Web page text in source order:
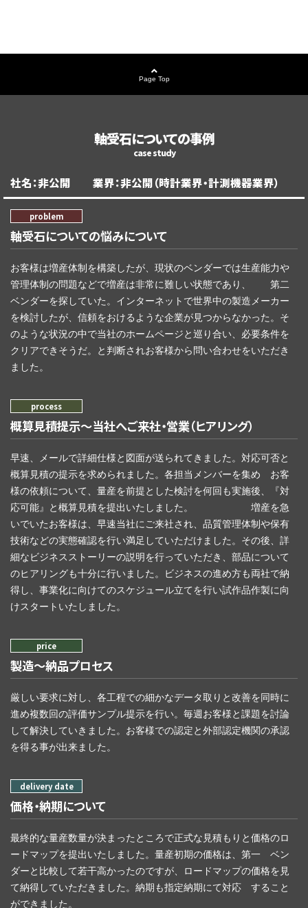
Page Top
軸受石についての事例
社名：非公開 業界：非公開（時計業界・計測機器業界）
軸受石についての悩みについて
お客様は増産体制を構築したが、現状のベンダーでは生産能力や
管理体制の問題などで増産は非常に難しい状態であり、 第二
ベンダーを探していた。インターネットで世界中の製造メーカー
を検討したが、信頼をおけるような企業が見つからなかった。そ
のような状況の中で当社のホームページと巡り合い、必要条件を
クリアできそうだ。と判断されお客様から問い合わせをいただき
ました。
概算見積提示～当社へご来社・営業（ヒアリング）
早速、メールで詳細仕様と図面が送られてきました。対応可否と
概算見積の提示を求められました。各担当メンバーを集め お客
様の依頼について、量産を前提とした検討を何回も実施後、『対
応可能』と概算見積を提出いたしました。 増産を急
いでいたお客様は、早速当社にご来社され、品質管理体制や保有
技術などの実態確認を行い満足していただけました。その後、詳
細なビジネスストーリーの説明を行っていただき、部品について
のヒアリングも十分に行いました。ビジネスの進め方も両社で納
得し、事業化に向けてのスケジュール立てを行い試作品作製に向
けスタートいたしました。
製造～納品プロセス
厳しい要求に対し、各工程での細かなデータ取りと改善を同時に
進め複数回の評価サンプル提示を行い。毎週お客様と課題を討論
して解決していきました。お客様での認定と外部認定機関の承認
を得る事が出来ました。
価格・納期について
最終的な量産数量が決まったところで正式な見積もりと価格のロ
ードマップを提出いたしました。量産初期の価格は、第一 ベン
ダーと比較して若干高かったのですが、ロードマップの価格を見
て納得していただきました。納期も指定納期にて対応 すること
ができました。